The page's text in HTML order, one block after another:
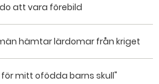
att vara förebild
hämtar lärdomar från kriget
mitt ofödda barns skull"